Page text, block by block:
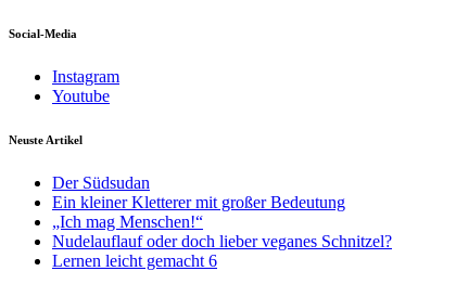
Social-Media
Instagram
Youtube
Neuste Artikel
Der Südsudan
Ein kleiner Kletterer mit großer Bedeutung
„Ich mag Menschen!“
Nudelauflauf oder doch lieber veganes Schnitzel?
Lernen leicht gemacht 6